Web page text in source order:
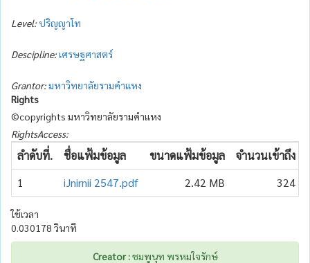
Level:ปริญญาโท
Descipline:เศรษฐศาสตร์
Grantor:มหาวิทยาลัยรามคำแหง
Rights
©copyrights มหาวิทยาลัยรามคำแหง
RightsAccess:
ลำดับที่. ชื่อแฟ้มข้อมูล ขนาดแฟ้มข้อมูล จำนวนเข้าถึง
1
iJnirnii 2547.pdf 2.42 MB 324
ใช้เวลา
0.030178 วินาที
Creator :ชมพูนุท พรหมใจรักษ์